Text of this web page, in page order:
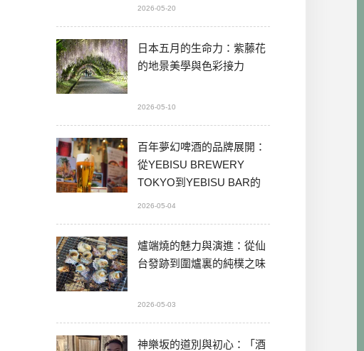
2026-05-20
日本五月的生命力：紫藤花
的地景美學與色彩接力
2026-05-10
百年夢幻啤酒的品牌展開：
從YEBISU BREWERY
TOKYO到YEBISU BAR的
2026-05-04
爐端燒的魅力與演進：從仙
台發跡到圍爐裏的純樸之味
2026-05-03
神樂坂的道別與初心：「酒